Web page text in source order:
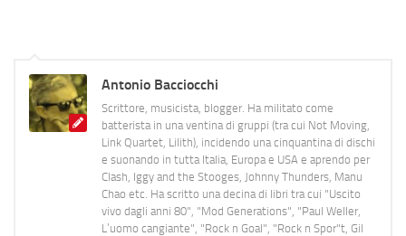
Antonio Bacciocchi
Scrittore, musicista, blogger. Ha militato come
batterista in una ventina di gruppi (tra cui Not Moving,
Link Quartet, Lilith), incidendo una cinquantina di dischi
e suonando in tutta Italia, Europa e USA e aprendo per
Clash, Iggy and the Stooges, Johnny Thunders, Manu
Chao etc. Ha scritto una decina di libri tra cui "Uscito
vivo dagli anni 80", "Mod Generations", "Paul Weller,
L’uomo cangiante", "Rock n Goal", "Rock n Spor"t, Gil